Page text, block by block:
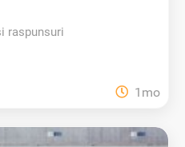
raspunsuri
1mo